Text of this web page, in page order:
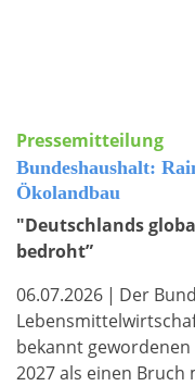
Pressemitteilung
Bundeshaushalt:
Ökolandbau
"Deutschlands
bedroht”
06.07.2026 | Der
bekannt
2027 als einen